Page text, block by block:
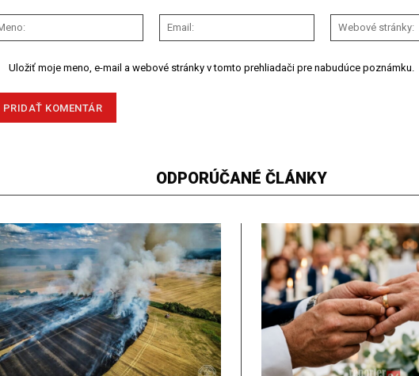
Meno:
Email:
Uložiť moje meno, e-mail a webové stránky v tomto prehliadači pre nabudúce poznámku.
ODPORÚČANÉ ČLÁNKY